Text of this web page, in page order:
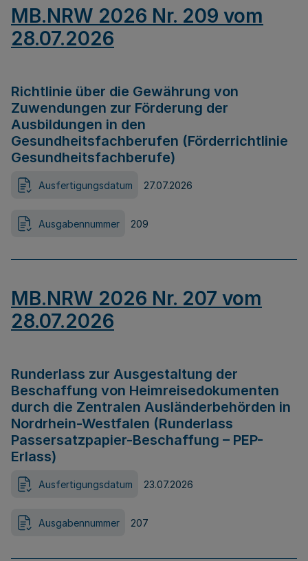
MB.NRW 2026 Nr. 209 vom
28.07.2026
Richtlinie über die Gewährung von
Zuwendungen zur Förderung der
Ausbildungen in den
Gesundheitsfachberufen (Förderrichtlinie
Gesundheitsfachberufe)
Ausfertigungsdatum 27.07.2026
Ausgabennummer 209
MB.NRW 2026 Nr. 207 vom
28.07.2026
Runderlass zur Ausgestaltung der
Beschaffung von Heimreisedokumenten
durch die Zentralen Ausländerbehörden in
Nordrhein-Westfalen (Runderlass
Passersatzpapier-Beschaffung – PEP-
Erlass)
Ausfertigungsdatum 23.07.2026
Ausgabennummer 207